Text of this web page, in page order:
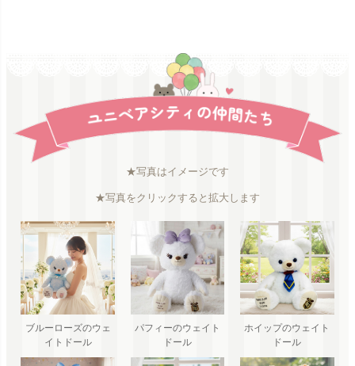
★写真はイメージです
★写真をクリックすると拡大します
ブルーローズのウェ
イトドール
パフィーのウェイト
ドール
ホイップのウェイト
ドール